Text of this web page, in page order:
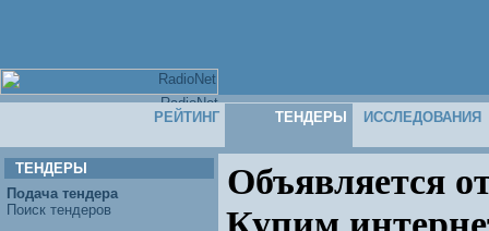
РЕЙТИНГ ТЕНДЕРЫ ИССЛЕДОВАНИЯ
ТЕНДЕРЫ
Подача тендера
Поиск тендеров
Объявляется